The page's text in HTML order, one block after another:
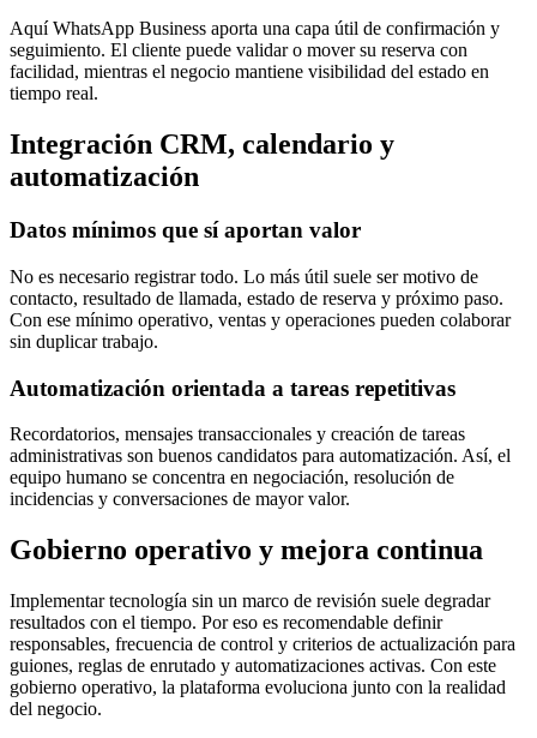
Aquí WhatsApp Business aporta una capa útil de confirmación y
seguimiento. El cliente puede validar o mover su reserva con
facilidad, mientras el negocio mantiene visibilidad del estado en
tiempo real.
Integración CRM, calendario y
automatización
Datos mínimos que sí aportan valor
No es necesario registrar todo. Lo más útil suele ser motivo de
contacto, resultado de llamada, estado de reserva y próximo paso.
Con ese mínimo operativo, ventas y operaciones pueden colaborar
sin duplicar trabajo.
Automatización orientada a tareas repetitivas
Recordatorios, mensajes transaccionales y creación de tareas
administrativas son buenos candidatos para automatización. Así, el
equipo humano se concentra en negociación, resolución de
incidencias y conversaciones de mayor valor.
Gobierno operativo y mejora continua
Implementar tecnología sin un marco de revisión suele degradar
resultados con el tiempo. Por eso es recomendable definir
responsables, frecuencia de control y criterios de actualización para
guiones, reglas de enrutado y automatizaciones activas. Con este
gobierno operativo, la plataforma evoluciona junto con la realidad
del negocio.